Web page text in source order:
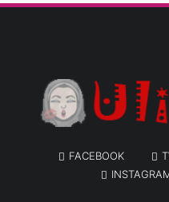
FACEBOOK